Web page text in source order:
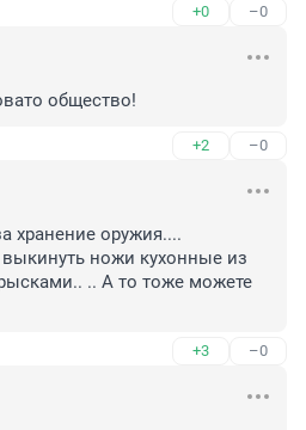
+0 –0
общество!
+2 –0
хранение оружия....
ножи кухонные из
.. А то тоже можете
+3 –0